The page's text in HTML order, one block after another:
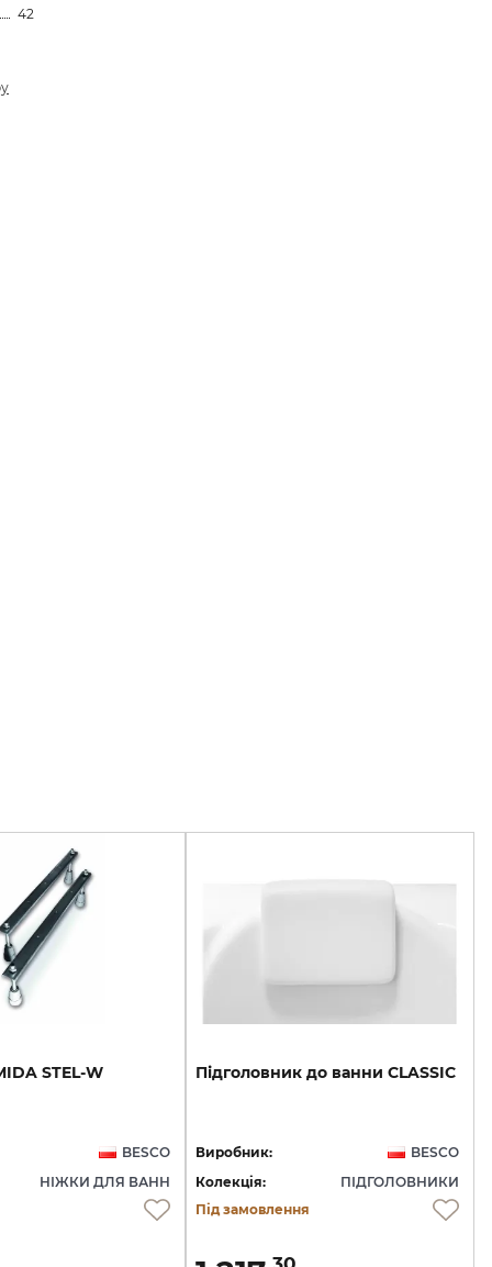
42
STEL-W
BESCO
НІЖКИ ДЛЯ ВАНН
Підголовник до ванни CLASSIC
Виробник:
BESCO
Колекція:
ПІДГОЛОВНИКИ
Під замовлення